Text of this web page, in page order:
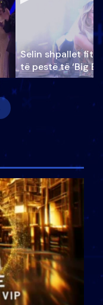
Selin shpallet
të pestë të ‘Big